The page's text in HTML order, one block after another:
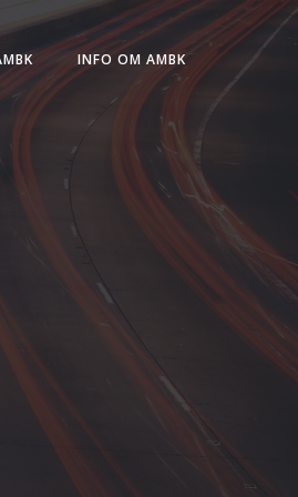
INFO OM AMBK